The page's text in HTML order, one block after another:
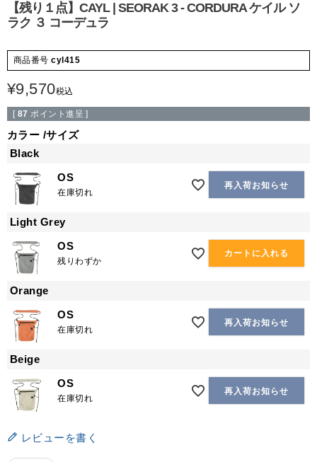
【残り１点】CAYL | SEORAK 3 - CORDURA ケイル ソ
ラク ３ コーデュラ
商品番号 cyl415
¥9,570税込
[ 87 ポイント進呈 ]
カラー サイズ
Black
OS
在庫切れ
再入荷お知らせ
Light Grey
OS
残りわずか
カートに入れる
Orange
OS
在庫切れ
再入荷お知らせ
Beige
OS
在庫切れ
再入荷お知らせ
レビューを書く